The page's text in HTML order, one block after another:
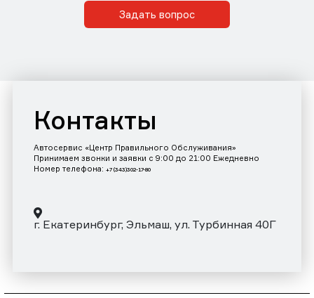
Задать вопрос
Контакты
Автосервис «Центр Правильного Обслуживания»
Принимаем звонки и заявки с 9:00 до 21:00 Ежедневно
Номер телефона: +7 (343)302-17-80
г. Екатеринбург, Эльмаш, ул. Турбинная 40Г